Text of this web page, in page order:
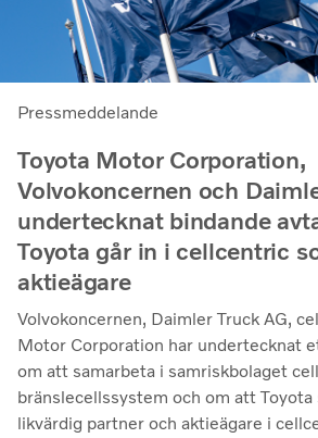
Pressmeddelande
Toyota Motor Corporation,
Volvokoncernen och
undertecknat bindande
Toyota går in i cellcentric
aktieägare
Volvokoncernen, Daimler Truck AG,
Motor Corporation har undertecknat
om att samarbeta i samriskbolaget
bränslecellssystem och om att Toyota
likvärdig partner och aktieägare i